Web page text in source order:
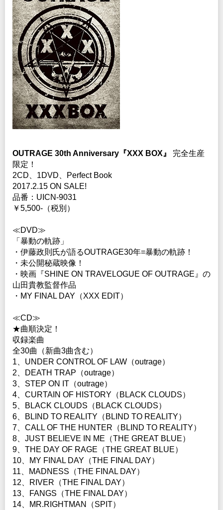
OUTRAGE 30th Anniversary『XXX BOX』
完全生産
限定！
2CD、1DVD、Perfect Book
2017.2.15 ON SALE!
品番：UICN-9031
￥5,500-（税別）
≪DVD≫
「暴動の軌跡」
・伊藤政則氏が語るOUTRAGE30年=暴動の軌跡！
・未公開秘蔵映像！
・映画『SHINE ON TRAVELOGUE OF OUTRAGE』の
山田貴教監督作品
・MY FINAL DAY（XXX EDIT）
≪CD≫
★曲順決定！
収録楽曲
全30曲（新曲3曲含む）
1、UNDER CONTROL OF LAW（outrage）
2、DEATH TRAP（outrage）
3、STEP ON IT（outrage）
4、CURTAIN OF HISTORY（BLACK CLOUDS）
5、BLACK CLOUDS（BLACK CLOUDS）
6、BLIND TO REALITY（BLIND TO REALITY）
7、CALL OF THE HUNTER（BLIND TO REALITY）
8、JUST BELIEVE IN ME（THE GREAT BLUE）
9、THE DAY OF RAGE（THE GREAT BLUE）
10、MY FINAL DAY（THE FINAL DAY）
11、MADNESS（THE FINAL DAY）
12、RIVER（THE FINAL DAY）
13、FANGS（THE FINAL DAY）
14、MR.RIGHTMAN（SPIT）